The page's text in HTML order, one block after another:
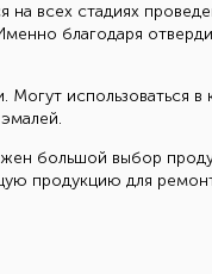
всех стадиях
благодаря
использоваться в
большой выбор
продукцию для